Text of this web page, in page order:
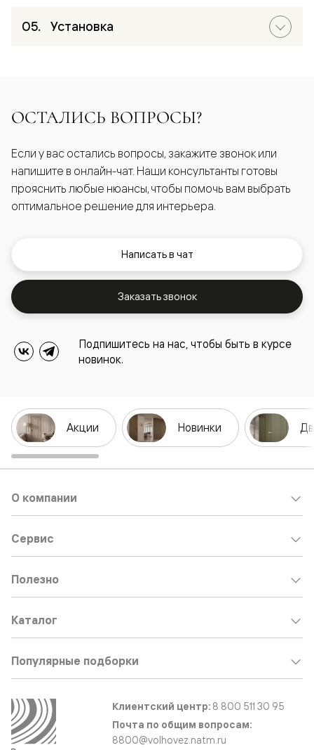
Установка
ОСТАЛИСЬ ВОПРОСЫ?
Если у вас остались вопросы, закажите звонок или
напишите в онлайн-чат. Наши консультанты готовы
прояснить любые нюансы, чтобы помочь вам выбрать
оптимальное решение для интерьера.
Написать в чат
Заказать звонок
Подпишитесь на нас, чтобы быть в курсе
новинок.
Акции Новинки
О компании
Сервис
Полезно
Каталог
Популярные подборки
Клиентский центр: 8 800 511 30 95
Почта по общим вопросам:
8800@volhovez.natm.ru